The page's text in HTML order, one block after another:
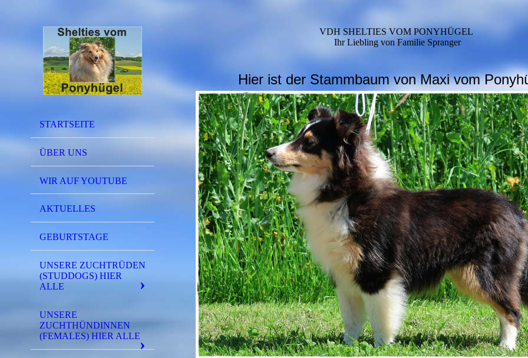
STARTSEITE
ÜBER UNS
WIR AUF YOUTUBE
AKTUELLES
GEBURTSTAGE
UNSERE ZUCHTRÜDEN
(STUDDOGS) HIER
ALLE
UNSERE
ZUCHTHÜNDINNEN
(FEMALES) HIER ALLE
VDH SHELTIES VOM PONYHÜGEL
Ihr Liebling von Familie Spranger
Hier ist der Stammbaum von Maxi vom